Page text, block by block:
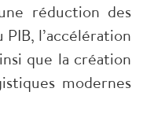
réduction des
PIB, l’accélération
que la création
modernes